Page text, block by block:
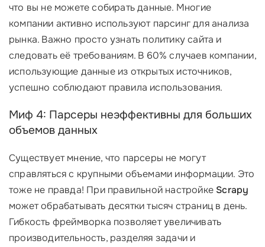
что вы не можете собирать данные. Многие
компании активно используют парсинг для анализа
рынка. Важно просто узнать политику сайта и
следовать её требованиям. В 60% случаев компании,
использующие данные из открытых источников,
успешно соблюдают правила использования.
Миф 4: Парсеры неэффективны для больших
объемов данных
Существует мнение, что парсеры не могут
справляться с крупными объемами информации. Это
тоже не правда! При правильной настройке Scrapy
может обрабатывать десятки тысяч страниц в день.
Гибкость фреймворка позволяет увеличивать
производительность, разделяя задачи и